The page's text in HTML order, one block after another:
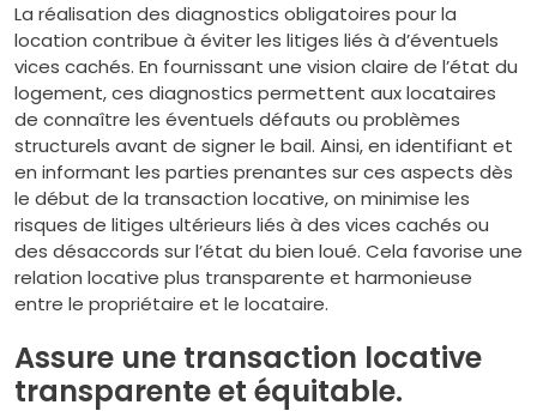
La réalisation des diagnostics obligatoires pour la
location contribue à éviter les litiges liés à d’éventuels
vices cachés. En fournissant une vision claire de l’état du
logement, ces diagnostics permettent aux locataires
de connaître les éventuels défauts ou problèmes
structurels avant de signer le bail. Ainsi, en identifiant et
en informant les parties prenantes sur ces aspects dès
le début de la transaction locative, on minimise les
risques de litiges ultérieurs liés à des vices cachés ou
des désaccords sur l’état du bien loué. Cela favorise une
relation locative plus transparente et harmonieuse
entre le propriétaire et le locataire.
Assure une transaction locative
transparente et équitable.